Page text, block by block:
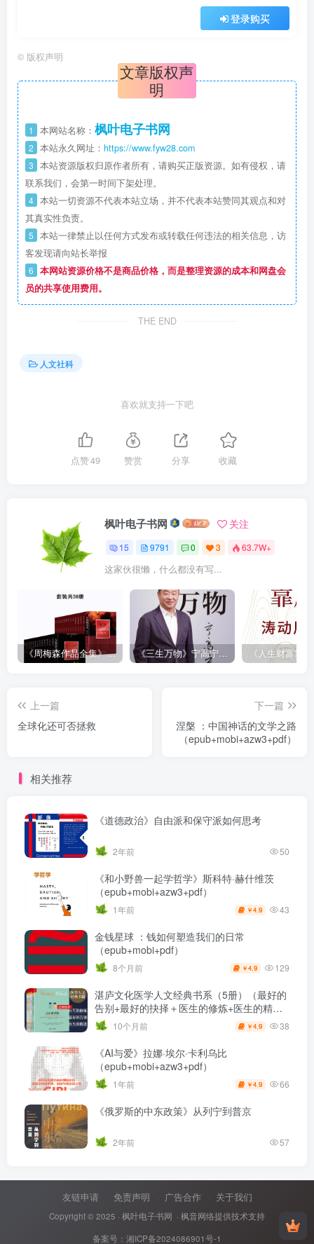
登录购买
© 版权声明
文章版权声
明
1 本网站名称： 枫叶电子书网
2 本站永久网址： https://www.fyw28.com
3 本站资源版权归原作者所有，请购买正版资源。如有侵权，请
联系我们，会第一时间下架处理。
4 本站一切资源不代表本站立场，并不代表本站赞同其观点和对
其真实性负责。
5 本站一律禁止以任何方式发布或转载任何违法的相关信息，访
客发现请向站长举报
6 本网站资源价格不是商品价格，而是整理资源的成本和网盘会
员的共享使用费用。
THE END
人文社科
喜欢就支持一下吧
点赞49 赞赏 分享 收藏
枫叶电子书网 关注
15 9791 0 3 63.7W+
这家伙很懒，什么都没有写...
《周梅森作品全集》[共30册] 《三生万物》宁高宁（epub+mobi+azw3+pdf）
上一篇
全球化还可否拯救
下一篇
涅槃 ：中国神话的文学之路
（epub+mobi+azw3+pdf）
相关推荐
《道德政治》自由派和保守派如何思考
2年前 50
《和小野兽一起学哲学》斯科特·赫什维茨
（epub+mobi+azw3+pdf）
1年前 ￥4.9 43
金钱星球 ：钱如何塑造我们的日常
（epub+mobi+pdf）
8个月前 ￥4.9 129
湛庐文化医学人文经典书系（5册）（最好的
告别+最好的抉择＋医生的修炼+医生的精进
＋未来医疗）（epub）
10个月前 ￥4.9 38
《AI与爱》拉娜·埃尔·卡利乌比
（epub+mobi+azw3+pdf）
1年前 ￥4.9 66
《俄罗斯的中东政策》从列宁到普京
2年前 57
友链申请 免责声明 广告合作 关于我们
Copyright © 2025 · 枫叶电子书网 · 枫音网络提供技术支持
备案号： 湘ICP备2024086901号-1